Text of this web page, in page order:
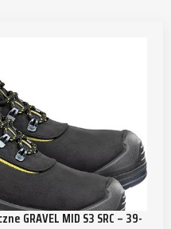
GRAVEL MID S3 SRC – 39-